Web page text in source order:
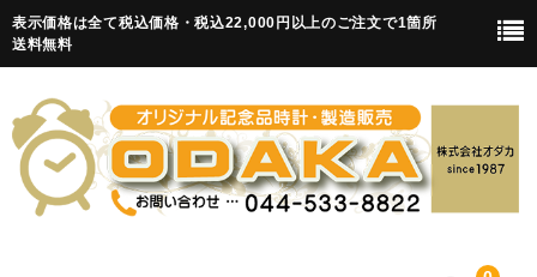
表示価格は全て税込価格・税込22,000円以上のご注文で1箇所
送料無料